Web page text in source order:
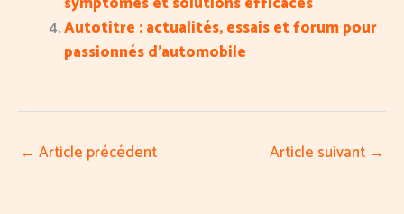
Autotitre : actualités, essais et forum pour
passionnés d’automobile
← Article précédent Article suivant →